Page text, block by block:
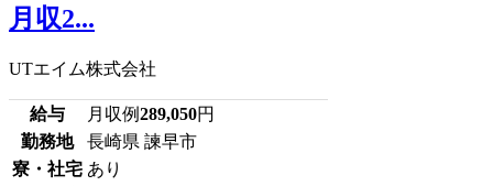
月収2...
UTエイム株式会社
給与 月収例289,050円
勤務地
長崎県 諫早市
寮・社宅 あり